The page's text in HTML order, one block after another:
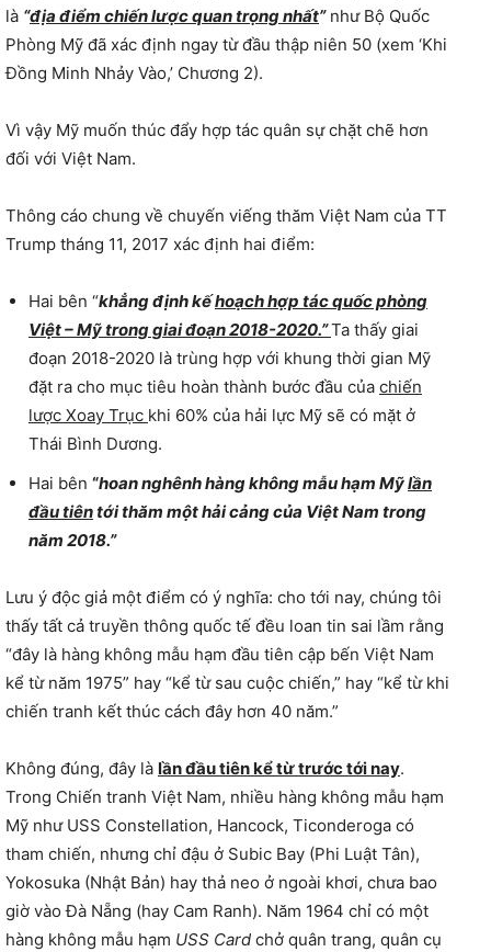
là “địa điểm chiến lược quan trọng nhất”như Bộ Quốc
Phòng Mỹ đã xác định ngay từ đầu thập niên 50 (xem ‘Khi
Đồng Minh Nhảy Vào,’ Chương 2).
Vì vậy Mỹ muốn thúc đẩy hợp tác quân sự chặt chẽ hơn
đối với Việt Nam.
Thông cáo chung về chuyến viếng thăm Việt Nam của TT
Trump tháng 11, 2017 xác định hai điểm:
Hai bên “khẳng định kếhoạch hợp tác quốc phòng
Việt – Mỹ trong giai đoạn 2018-2020.”Ta thấy giai
đoạn 2018-2020 là trùng hợp với khung thời gian Mỹ
đặt ra cho mục tiêu hoàn thành bước đầu của chiến
lược Xoay Trục khi 60% của hải lực Mỹ sẽ có mặt ở
Thái Bình Dương.
Hai bên “hoan nghênh hàng không mẫu hạm Mỹlần
đầu tiêntới thăm một hải cảng của Việt Nam trong
năm 2018.”
Lưu ý độc giả một điểm có ý nghĩa: cho tới nay, chúng tôi
thấy tất cả truyền thông quốc tế đều loan tin sai lầm rằng
“đây là hàng không mẫu hạm đầu tiên cập bến Việt Nam
kể từ năm 1975” hay “kể từ sau cuộc chiến,” hay “kể từ khi
chiến tranh kết thúc cách đây hơn 40 năm.”
Không đúng, đây là lần đầu tiên kể từ trước tới nay.
Trong Chiến tranh Việt Nam, nhiều hàng không mẫu hạm
Mỹ như USS Constellation, Hancock, Ticonderoga có
tham chiến, nhưng chỉ đậu ở Subic Bay (Phi Luật Tân),
Yokosuka (Nhật Bản) hay thả neo ở ngoài khơi, chưa bao
giờ vào Đà Nẵng (hay Cam Ranh). Năm 1964 chỉ có một
hàng không mẫu hạm USS Card chở quân trang, quân cụ